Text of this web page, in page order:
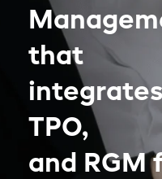
that
TPO,
and RGM